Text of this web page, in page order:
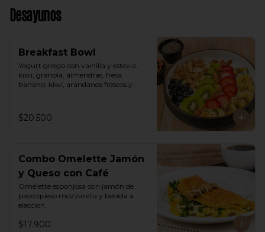
Desayunos
Breakfast Bowl
Yogurt griego con vainilla y estevia,
kiwi, granola, almendras, fresa,
banano, kiwi, arándanos frescos y
$20.500
Combo Omelette Jamón
y Queso con Café
Omelette esponjosa con jamón de
pavo queso mozzarella y bebida a
eleccion.
$17.900